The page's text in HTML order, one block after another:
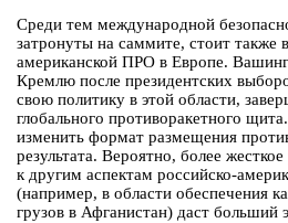
Среди тем международной
затронуты на саммите, стоит также
американской ПРО в Европе.
Кремлю после президентских
свою политику в этой области,
глобального противоракетного
изменить формат размещения
результата. Вероятно, более
к другим аспектам российско-
(например, в области обеспечения
грузов в Афганистан) даст больший